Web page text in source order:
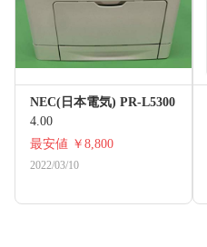
NEC(日本電気) PR-L5300
4.00
最安値 ￥8,800
2022/03/10